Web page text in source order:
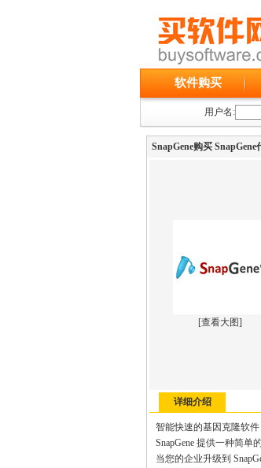
软件购买
用户名:
SnapGene购买
[查看大图]
详细介绍
智能快速的基因克隆软件
SnapGene 提供一种简单
当您的企业升级到